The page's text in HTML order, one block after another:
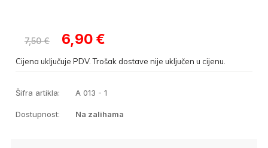
7,50€ 6,90 €
Cijena uključuje PDV. Trošak dostave nije uključen u cijenu.
Šifra artikla: A 013 - 1
Dostupnost: Na zalihama